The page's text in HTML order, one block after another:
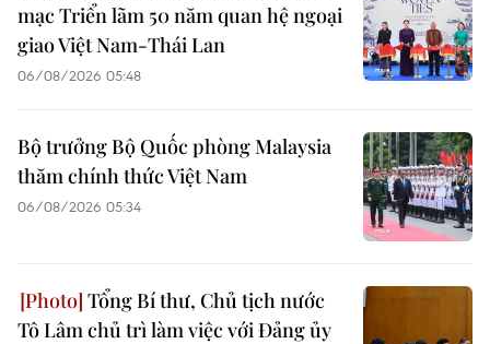
mạc Triển lãm 50 năm quan hệ ngoại
giao Việt Nam-Thái Lan
06/08/2026 05:48
Bộ trưởng Bộ Quốc phòng Malaysia
thăm chính thức Việt Nam
06/08/2026 05:34
Tổng Bí thư, Chủ tịch nước
Tô Lâm chủ trì làm việc với Đảng ủy